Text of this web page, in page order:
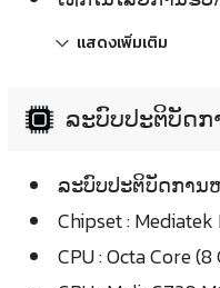
แสดงเพิ่มเติม
ລະບົບປະຕິບັດກາ
ລະບົບປະຕິບັດການຫ
Chipset :
CPU : Octa Core